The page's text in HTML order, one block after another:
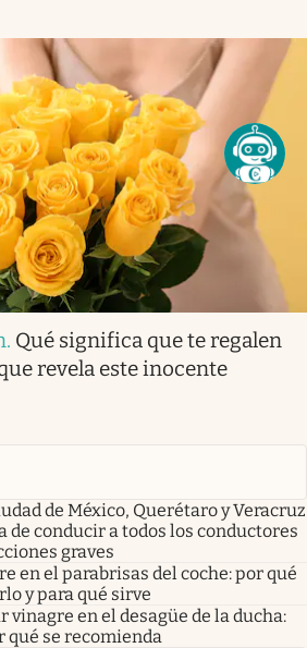
. Qué significa que te regalen
revela este inocente
de México, Querétaro y Veracruz
de conducir a todos los conductores
graves
en el parabrisas del coche: por qué
y para qué sirve
vinagre en el desagüe de la ducha:
qué se recomienda